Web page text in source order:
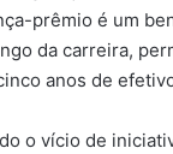
prêmio é um
da carreira,
anos de
o vício de